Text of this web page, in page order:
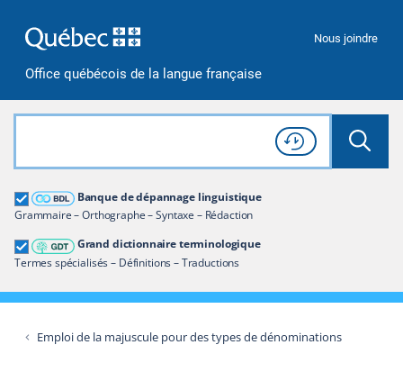
Office québécois de la langue française
Nous joindre
Rechercher dans tout le site
Lancer
Consulter l'
Historique
de recherche
Banque de dépannage linguistique
Grammaire – Orthographe – Syntaxe – Rédaction
Grand dictionnaire terminologique
Termes spécialisés – Définitions – Traductions
Grand dictionnaire terminologique
Restreindre aux termes
Emploi de la majuscule pour des types de dénominations